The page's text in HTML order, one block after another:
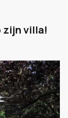
zijn villa!